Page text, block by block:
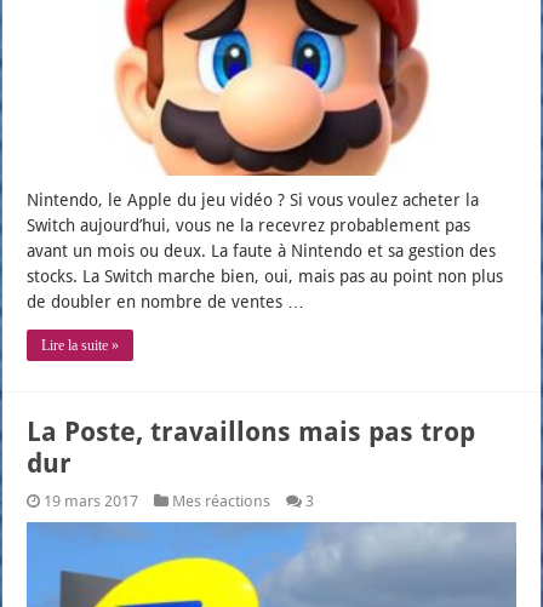
Nin­ten­do, le Apple du jeu vidéo ? Si vous vou­lez ache­ter la
Switch aujourd’­hui, vous ne la rece­vrez pro­ba­ble­ment pas
avant un mois ou deux. La faute à Nin­ten­do et sa ges­tion des
stocks. La Switch marche bien, oui, mais pas au point non plus
de dou­bler en nombre de ventes …
Lire la suite »
La Poste, travaillons mais pas trop
dur
19 mars 2017 Mes réactions 3